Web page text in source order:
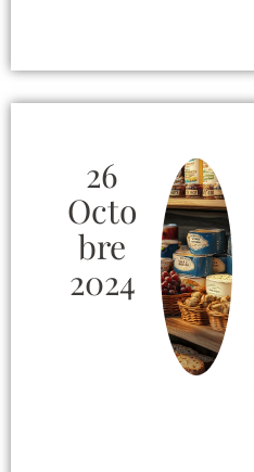
26
Octo
Bre
2024